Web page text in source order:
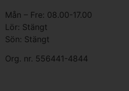
Mån – Fre: 08.00-17.00
Lör: Stängt
Sön: Stängt
Org. nr. 556441-4844